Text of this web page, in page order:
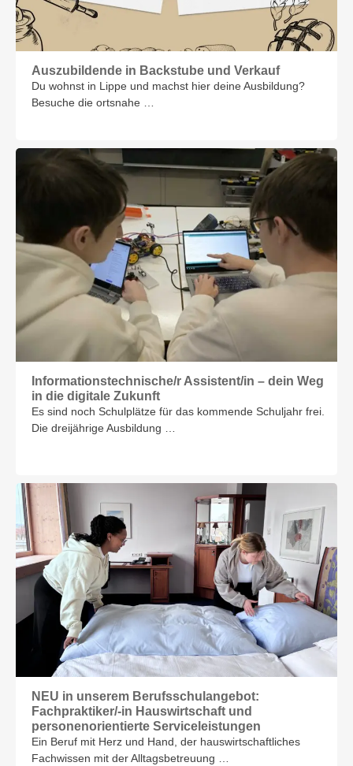
Auszubildende in Backstube und Verkauf
Du wohnst in Lippe und machst hier deine Ausbildung?
Besuche die ortsnahe …
Informationstech­nische/r Assistent/in – dein Weg
in die digitale Zukunft
Es sind noch Schulplätze für das kommende Schuljahr frei.
Die dreijährige Ausbildung …
NEU in unserem Berufsschulangebot:
Fachpraktiker/-in Hauswirtschaft und
personenorientierte Serviceleistungen
Ein Beruf mit Herz und Hand, der hauswirtschaftliches
Fachwissen mit der Alltagsbetreuung …